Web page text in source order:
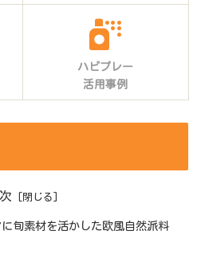
ハピプレー
活用事例
旬素材を活かした欧風自然派料